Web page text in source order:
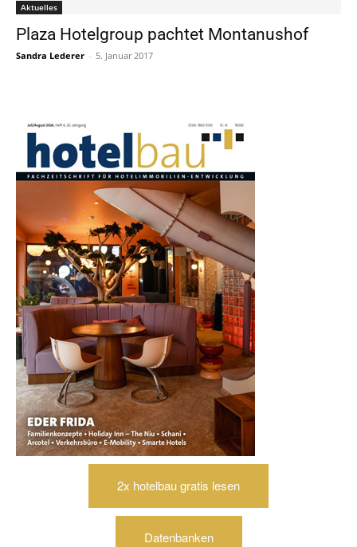
Aktuelles
Plaza Hotelgroup pachtet Montanushof
Sandra Lederer - 5. Januar 2017
2x hotelbau gratis lesen
Datenbanken